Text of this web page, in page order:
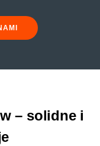
– solidne i